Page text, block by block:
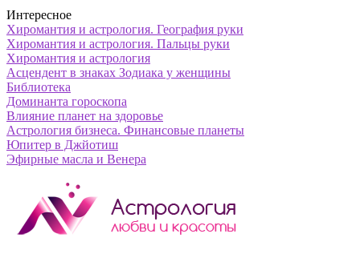
Интересное
Хиромантия и астрология. География руки
Хиромантия и астрология. Пальцы руки
Хиромантия и астрология
Асцендент в знаках Зодиака у женщины
Библиотека
Доминанта гороскопа
Влияние планет на здоровье
Астрология бизнеса. Финансовые планеты
Юпитер в Джйотиш
Эфирные масла и Венера